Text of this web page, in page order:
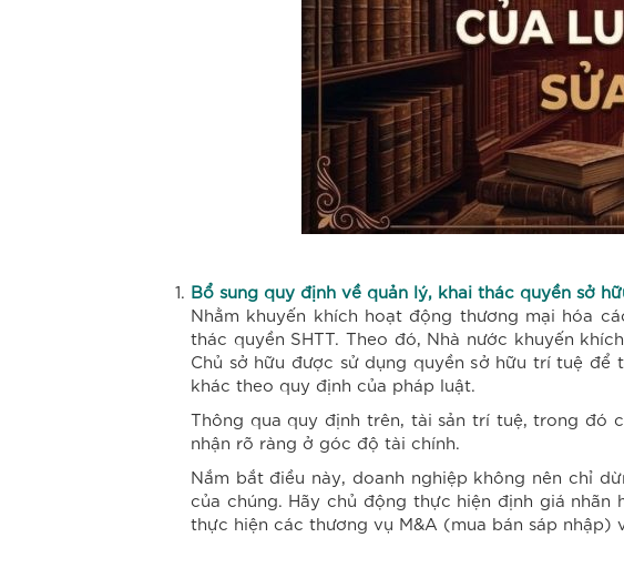
Bổ sung quy định về quản lý, khai thác quyền sở
Nhằm khuyến khích hoạt động thương mại hóa
thác quyền SHTT. Theo đó, Nhà nước khuyến
Chủ sở hữu được sử dụng quyền sở hữu trí tuệ
khác theo quy định của pháp luật.
Thông qua quy định trên, tài sản trí tuệ, trong đó
nhận rõ ràng ở góc độ tài chính.
Nắm bắt điều này, doanh nghiệp không nên chỉ
của chúng. Hãy chủ động thực hiện định giá
thực hiện các thương vụ M&A (mua bán sáp nhập)